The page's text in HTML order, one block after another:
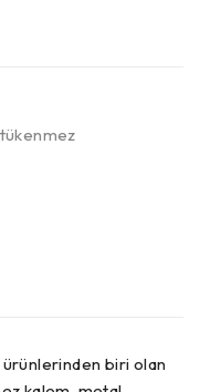
tükenmez
biri olan